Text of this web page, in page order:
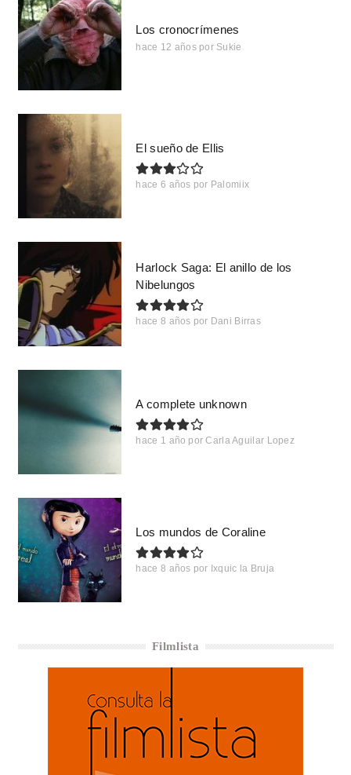
Los cronocrímenes
hace 12 años por Sukie
El sueño de Ellis
hace 6 años por Palomiix
Harlock Saga: El anillo de los
Nibelungos
hace 8 años por Dani Birras
A complete unknown
hace 1 año por Carla Aguilar Lopez
Los mundos de Coraline
hace 8 años por Ixquic la Bruja
Filmlista